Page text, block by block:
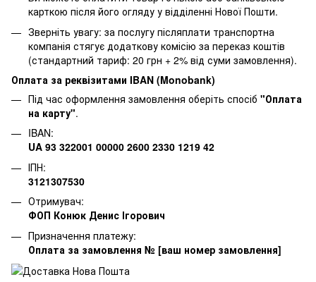
карткою після його огляду у відділенні Нової Пошти.
Зверніть увагу: за послугу післяплати транспортна
компанія стягує додаткову комісію за переказ коштів
(стандартний тариф: 20 грн + 2% від суми замовлення).
Оплата за реквізитами IBAN (Monobank)
Під час оформлення замовлення оберіть спосіб "Оплата
на карту".
IBAN:
UA 93 322001 00000 2600 2330 1219 42
ІПН:
3121307530
Отримувач:
ФОП Конюк Денис Ігорович
Призначення платежу:
Оплата за замовлення № [ваш номер замовлення]